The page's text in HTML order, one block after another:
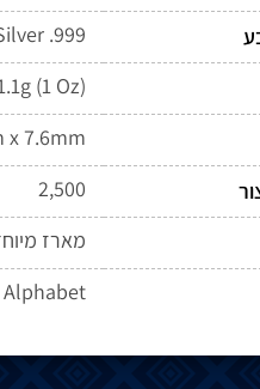
.999
(1 Oz)
x 7.6mm
2,500
מארז
Alphabet